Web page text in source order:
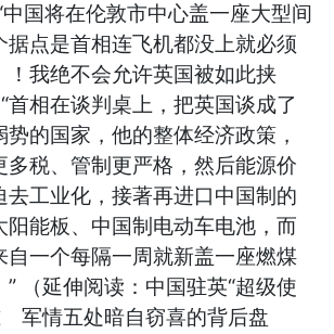
中国将在伦敦市中心盖一座大型间
据点是首相连飞机都没上就必须
！我绝不会允许英国被如此挟
首相在谈判桌上，把英国谈成了
的国家，他的整体经济政策，
多税、管制更严格，然后能源价
去工业化，接著再进口中国制的
阳能板、中国制电动车电池，而
自一个每隔一周就新盖一座燃煤
（延伸阅读：中国驻英“超级使
军情五处暗自窃喜的背后盘